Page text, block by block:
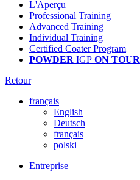
L'Aperçu
Professional Training
Advanced Training
Individual Training
Certified Coater Program
POWDER IGP ON TOUR
Retour
français
English
Deutsch
français
polski
Entreprise